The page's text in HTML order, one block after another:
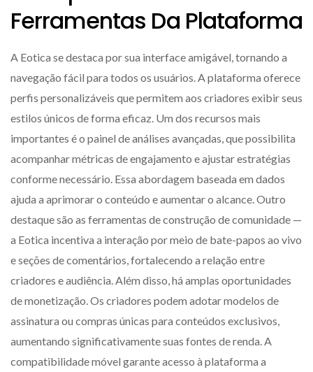
Ferramentas Da Plataforma
A Eotica se destaca por sua interface amigável, tornando a
navegação fácil para todos os usuários. A plataforma oferece
perfis personalizáveis que permitem aos criadores exibir seus
estilos únicos de forma eficaz. Um dos recursos mais
importantes é o painel de análises avançadas, que possibilita
acompanhar métricas de engajamento e ajustar estratégias
conforme necessário. Essa abordagem baseada em dados
ajuda a aprimorar o conteúdo e aumentar o alcance. Outro
destaque são as ferramentas de construção de comunidade —
a Eotica incentiva a interação por meio de bate-papos ao vivo
e seções de comentários, fortalecendo a relação entre
criadores e audiência. Além disso, há amplas oportunidades
de monetização. Os criadores podem adotar modelos de
assinatura ou compras únicas para conteúdos exclusivos,
aumentando significativamente suas fontes de renda. A
compatibilidade móvel garante acesso à plataforma a